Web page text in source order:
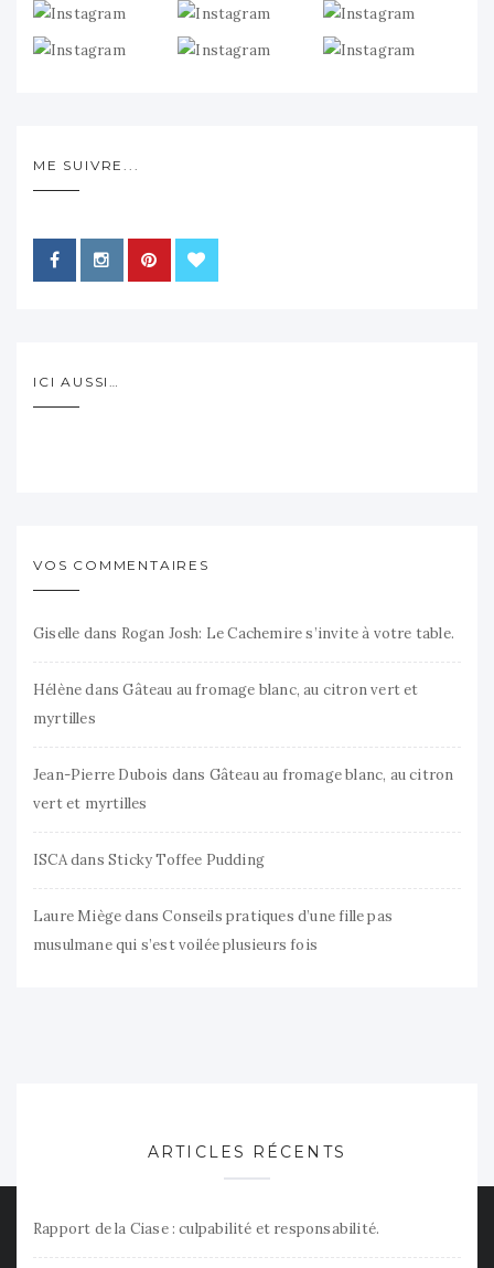
ME SUIVRE...
ICI AUSSI…
VOS COMMENTAIRES
Giselle dans Rogan Josh: Le Cachemire s’invite à votre table.
HélènedansGâteau au fromage blanc, au citron vert et
myrtilles
Jean-Pierre Dubois dans Gâteau au fromage blanc, au citron
vert et myrtilles
ISCAdans Sticky Toffee Pudding
Laure MiègedansConseils pratiques d’une fille pas
musulmane qui s’est voilée plusieurs fois
ARTICLES RÉCENTS
Rapport de la Ciase : culpabilité et responsabilité.